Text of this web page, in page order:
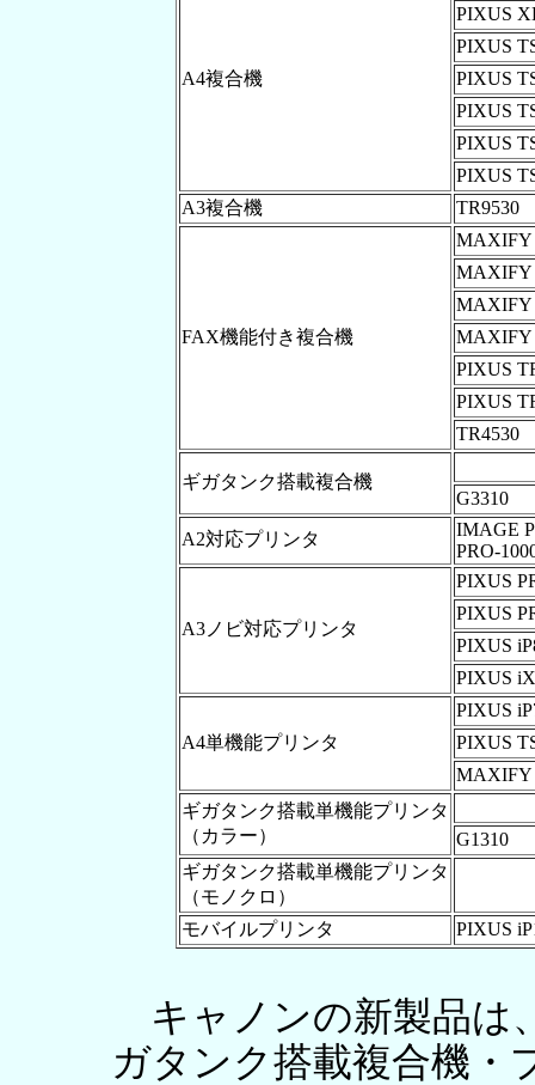
A4複合機
PIXUS
PIXUS
PIXUS
PIXUS
PIXUS
PIXUS
A3複合機
TR9530
FAX機能付き複合機
MAXIFY
MAXIFY
MAXIFY
MAXIFY
PIXUS
PIXUS
TR4530
ギガタンク搭載複合機
G3310
A2対応プリンタ
IMAGE
PRO-
A3ノビ対応プリンタ
PIXUS
PIXUS
PIXUS
PIXUS
A4単機能プリンタ
PIXUS
PIXUS
MAXIFY
ギガタンク搭載単機能プリンタ
（カラー）
G1310
ギガタンク搭載単機能プリンタ
（モノクロ）
モバイルプリンタ
PIXUS
キャノンの新製品は
ガタンク搭載複合機・